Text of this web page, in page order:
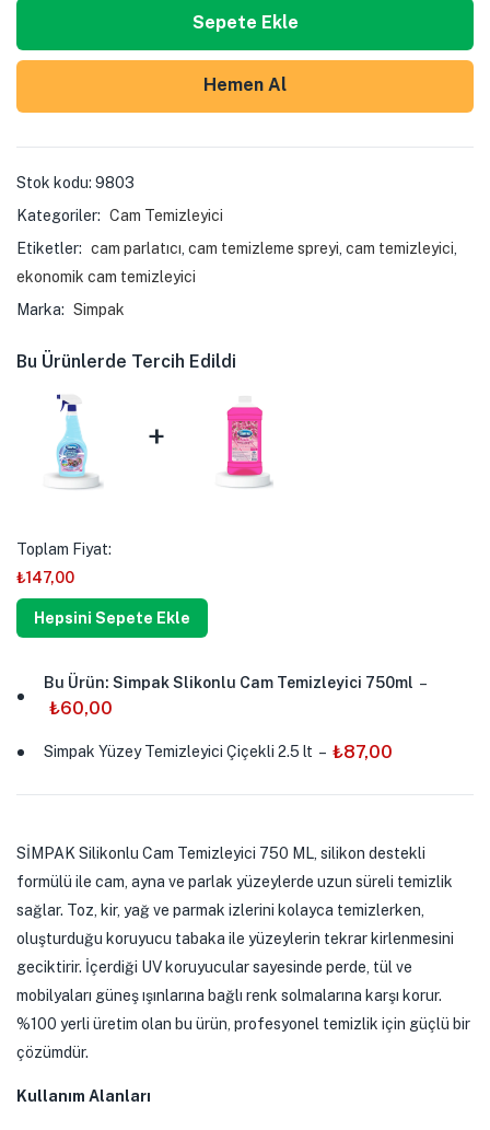
Sepete Ekle
Hemen Al
Stok kodu: 9803
Kategoriler: Cam Temizleyici
Etiketler: cam parlatıcı cam temizleme spreyi cam temizleyici
ekonomik cam temizleyici
Marka: Simpak
Bu Ürünlerde Tercih Edildi
+
Toplam Fiyat:
₺147,00
Hepsini Sepete Ekle
Bu Ürün: Simpak Slikonlu Cam Temizleyici 750ml –
₺60,00
Simpak Yüzey Temizleyici Çiçekli 2.5 lt – ₺87,00
SİMPAK Silikonlu Cam Temizleyici 750 ML, silikon destekli
formülü ile cam, ayna ve parlak yüzeylerde uzun süreli temizlik
sağlar. Toz, kir, yağ ve parmak izlerini kolayca temizlerken,
oluşturduğu koruyucu tabaka ile yüzeylerin tekrar kirlenmesini
geciktirir. İçerdiği UV koruyucular sayesinde perde, tül ve
mobilyaları güneş ışınlarına bağlı renk solmalarına karşı korur.
%100 yerli üretim olan bu ürün, profesyonel temizlik için güçlü bir
çözümdür.
Kullanım Alanları